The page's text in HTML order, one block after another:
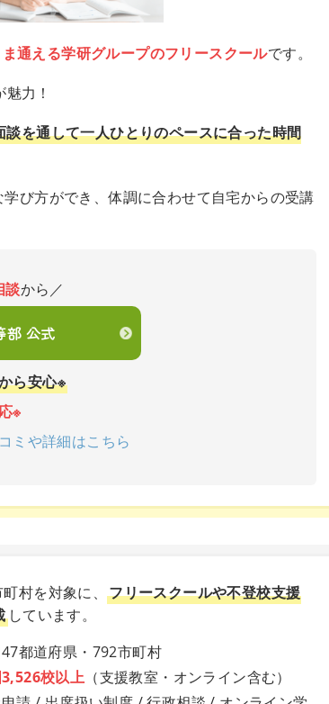
通える学研グループのフリースクールです。
力！
を通して一人ひとりのペースに合った時間
学び方ができ、体調に合わせて自宅からの受講
談から／
部 公式
ら安心※
※
ミや詳細はこちら
村を対象に、フリースクールや不登校支援
しています。
都道府県・792市町村
校以上 （支援教室・オンライン含む）